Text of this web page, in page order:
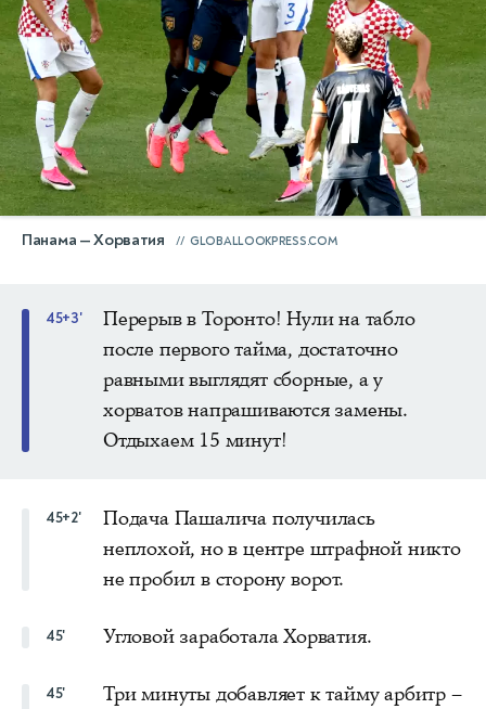
Панама — Хорватия GLOBALLOOKPRESS.COM
45+3'
Перерыв в Торонто! Нули на табло
после первого тайма, достаточно
равными выглядят сборные, а у
хорватов напрашиваются замены.
Отдыхаем 15 минут!
45+2'
Подача Пашалича получилась
неплохой, но в центре штрафной никто
не пробил в сторону ворот.
45' Угловой заработала Хорватия.
45'
Три минуты добавляет к тайму арбитр –